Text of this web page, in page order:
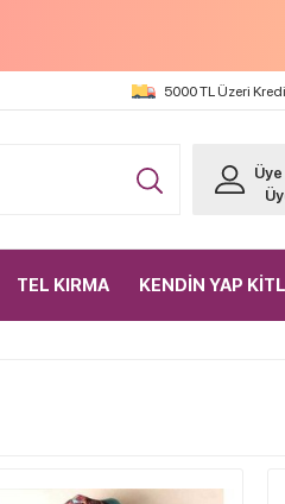
5000 TL Üzeri
TEL KIRMA KENDİN YAP